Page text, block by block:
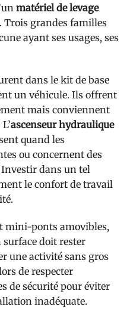
matériel de levage
Trois grandes familles
ayant ses usages, ses
dans le kit de base
un véhicule. Ils offrent
mais conviennent
ascenseur hydraulique
quand les
ou concernent des
dans un tel
le confort de travail
mini-ponts amovibles,
surface doit rester
une activité sans gros
de respecter
de sécurité pour éviter
inadéquate.